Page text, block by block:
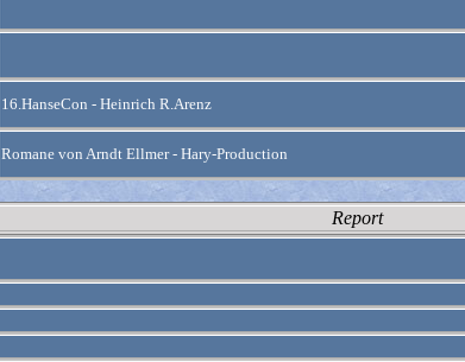
16.HanseCon - Heinrich R.Arenz
Romane von Arndt Ellmer - Hary-Production
Report